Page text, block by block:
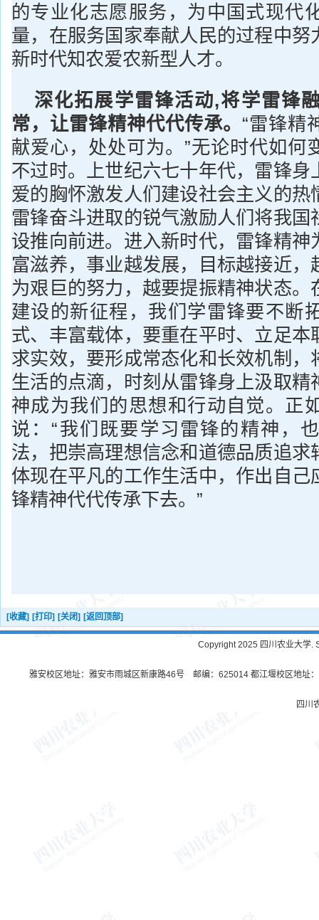
的专业化志愿服务，为中国式现代
量，在服务国家奉献人民的过程中努
新时代知农爱农新型人才。
深化拓展学雷锋活动,将学雷锋
常，让雷锋精神代代传承。 “雷锋精
献爱心，处处可为。”无论时代如何
不过时。上世纪六七十年代，雷锋身
爱的胸怀激发人们建设社会主义的热
雷锋奋斗进取的锐气激励人们将我国
设推向前进。进入新时代，雷锋精神
富滋养，事业越发展，目标越接近，
为艰巨的努力，越要提振精神状态。
建设的新征程，我们学雷锋要不断
式、丰富载体，要重在平时、立足本
求实效，要形成常态化和长效机制，
生活的点滴，时刻从雷锋身上汲取精
神成为我们的思想和行动自觉。正
说：“我们既要学习雷锋的精神，
法，把崇高理想信念和道德品质追求
体现在平凡的工作生活中，作出自己
锋精神代代传承下去。”
[收藏] [打印] [关闭] [返回顶部]
Copyright 2025 四川农业大学.
雅安校区地址：雅安市雨城区新康路46号 邮编：625014 都江堰校区地址
四川